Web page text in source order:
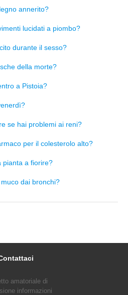
annerito?
lucidati a piombo?
durante il sesso?
della morte?
a Pistoia?
se hai problemi ai reni?
per il colesterolo alto?
pianta a fiorire?
dai bronchi?
amatoriale di
informazioni